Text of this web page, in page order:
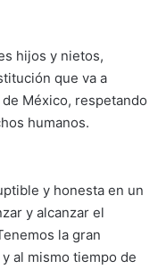
hijos y nietos,
que va a
México, respetando
humanos.
y honesta en un
y alcanzar el
la gran
al mismo tiempo de